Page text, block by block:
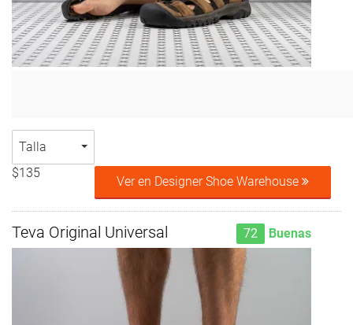
Talla
$135
Ver en Designer Shoe Warehouse
Teva Original Universal 72 Buenas